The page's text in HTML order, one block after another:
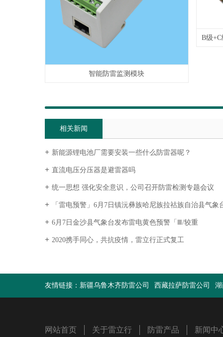
智能防雷监测模块
相关新闻
新能源锂电池厂需要安装一些什么防雷器呢？
直流电压分压器是避雷器吗
统一思想 强化安全意识，公司召开防雷检测专题会议
「雷电预警」6月7日镇沅彝族哈尼族拉祜族自治县气象台发布雷电
6月7日金沙县气象台发布雷电黄色预警「Ⅲ/较重
2020携手同心，共抗疫情，雷立行正式复工
友情链接： 新疆乌鲁木齐防雷公司 西藏拉萨防雷公司
网站首页 关于雷立行 防雷产品 新闻中